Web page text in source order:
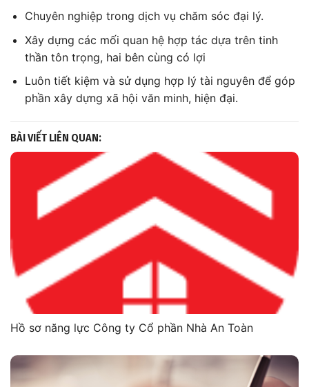
Chuyên nghiệp trong dịch vụ chăm sóc đại lý.
Xây dựng các mối quan hệ hợp tác dựa trên tinh
thần tôn trọng, hai bên cùng có lợi
Luôn tiết kiệm và sử dụng hợp lý tài nguyên để góp
phần xây dựng xã hội văn minh, hiện đại.
BÀI VIẾT LIÊN QUAN:
Hồ sơ năng lực Công ty Cổ phần Nhà An Toàn